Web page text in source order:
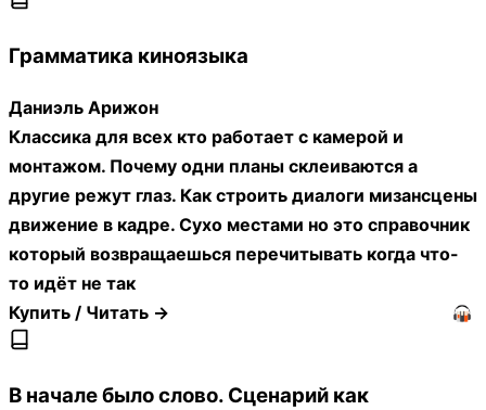
Грамматика киноязыка
Даниэль Арижон
Классика для всех кто работает с камерой и
монтажом. Почему одни планы склеиваются а
другие режут глаз. Как строить диалоги мизансцены
движение в кадре. Сухо местами но это справочник
который возвращаешься перечитывать когда что-
то идёт не так
Купить / Читать →
В начале было слово. Сценарий как